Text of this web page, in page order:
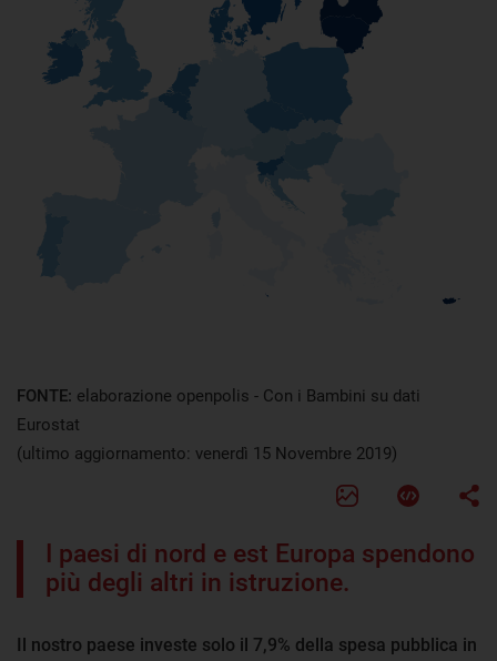
FONTE: elaborazione openpolis - Con i Bambini su dati
Eurostat
(ultimo aggiornamento: venerdì 15 Novembre 2019)
I paesi di nord e est Europa spendono
più degli altri in istruzione.
Il nostro paese investe solo il 7,9% della spesa pubblica in